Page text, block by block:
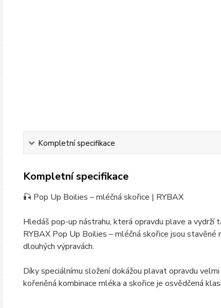
Kompletní specifikace
Kompletní specifikace
🎣 Pop Up Boilies – mléčná skořice | RYBAX
Hledáš pop-up nástrahu, která opravdu plave a vydrží
RYBAX Pop Up Boilies – mléčná skořice jsou
dlouhých výpravách.
Díky speciálnímu složení dokážou plavat opravdu
kořeněná kombinace mléka a skořice je osvědčená